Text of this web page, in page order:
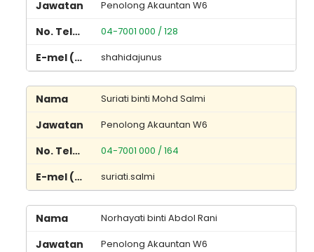
Penolong Akauntan W6
04-7001 000 / 128
shahidajunus
Suriati binti Mohd Salmi
Penolong Akauntan W6
04-7001 000 / 164
suriati.salmi
Norhayati binti Abdol Rani
Penolong Akauntan W6